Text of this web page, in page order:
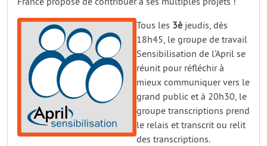
Tous les 3è jeudis, dès
18h45, le groupe de travail
Sensibilisation de l’April se
réunit pour réfléchir à
mieux communiquer vers le
grand public et à 20h30, le
groupe transcriptions prend
le relais et transcrit ou relit
des transcriptions.